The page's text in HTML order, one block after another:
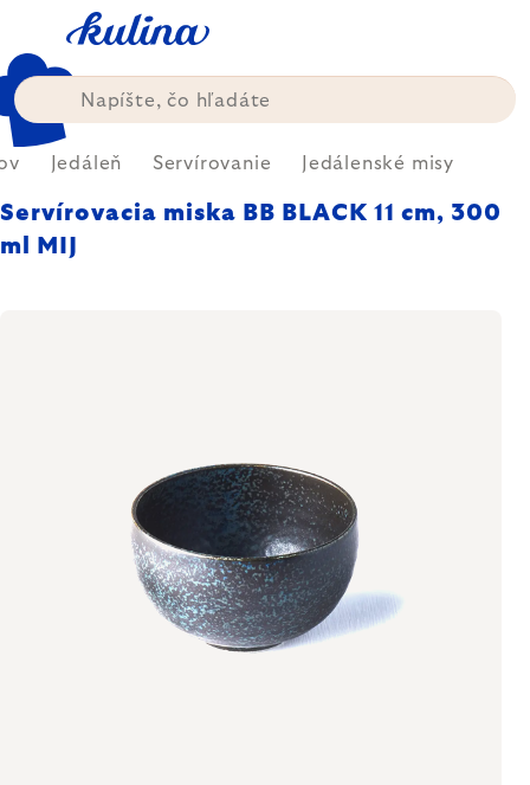
obsah
Jedáleň Servírovanie Jedálenské misy
Servírovacia miska BB BLACK 11 cm, 300
ml MIJ